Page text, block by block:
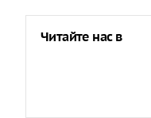
Читайте нас в